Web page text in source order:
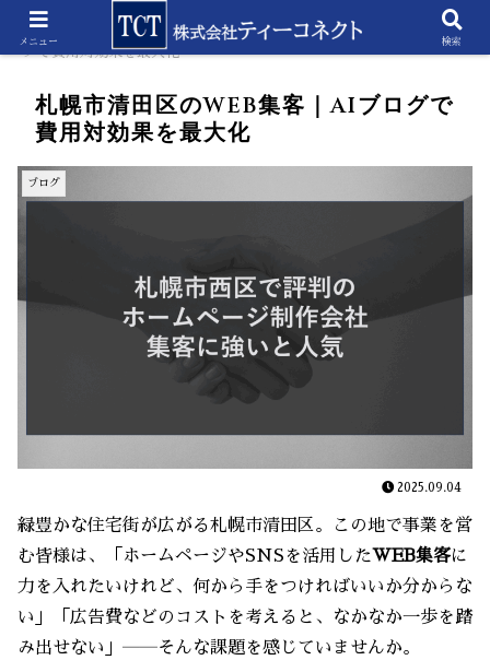
ホーム ブログ
札幌市清田区のWEB集客｜AIブロ
グで費用対効果を最大化
札幌市清田区のWEB集客｜AIブログで
費用対効果を最大化
ブログ
2025.09.04
緑豊かな住宅街が広がる札幌市清田区。この地で事業を営
む皆様は、「ホームページやSNSを活用した WEB集客に
力を入れたいけれど、何から手をつければいいか分からな
い」「広告費などのコストを考えると、なかなか一歩を踏
み出せない」――そんな課題を感じていませんか。
メニュー 検索